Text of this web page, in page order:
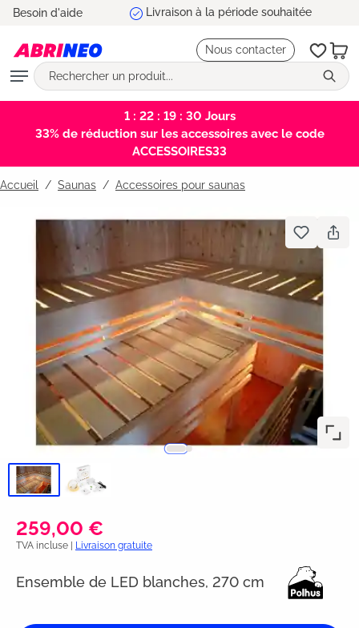
principal
Besoin d'aide Livraison à la période souhaitée
Nous contacter
1 : 22 : 19 : 30 Jours
33% de réduction sur les accessoires avec le code
ACCESSOIRES33
Accueil Saunas / Accessoires pour saunas
259,00 €
TVA incluse | Livraison gratuite
Ensemble de LED blanches, 270 cm